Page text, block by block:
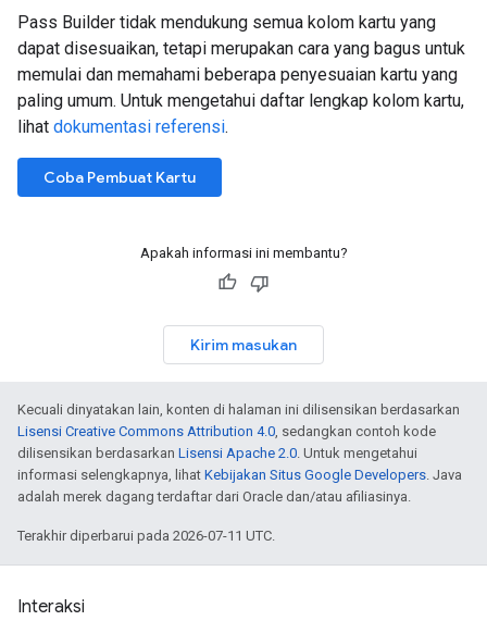
Pass Builder tidak mendukung semua kolom kartu yang
dapat disesuaikan, tetapi merupakan cara yang bagus untuk
memulai dan memahami beberapa penyesuaian kartu yang
paling umum. Untuk mengetahui daftar lengkap kolom kartu,
lihat dokumentasi referensi.
Coba Pembuat Kartu
Apakah informasi ini membantu?
Kirim masukan
Kecuali dinyatakan lain, konten di halaman ini dilisensikan berdasarkan
Lisensi Creative Commons Attribution 4.0, sedangkan contoh kode
dilisensikan berdasarkan Lisensi Apache 2.0. Untuk mengetahui
informasi selengkapnya, lihat Kebijakan Situs Google Developers. Java
adalah merek dagang terdaftar dari Oracle dan/atau afiliasinya.
Terakhir diperbarui pada 2026-07-11 UTC.
Interaksi